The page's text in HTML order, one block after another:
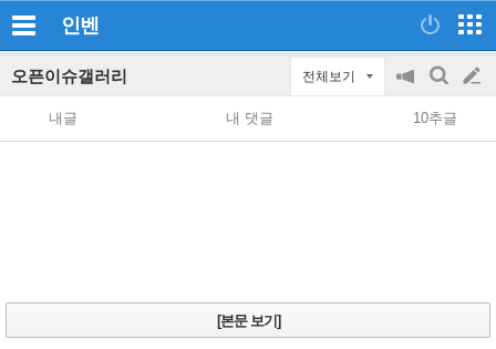
인벤
오픈이슈갤러리 전체보기
공
지
on/off
검
색
글
쓰
내글 내 댓글 10추글
[본문 보기]